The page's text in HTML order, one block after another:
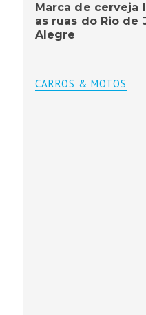
Marca de cerveja
as ruas do Rio de
Alegre
CARROS & MOTOS